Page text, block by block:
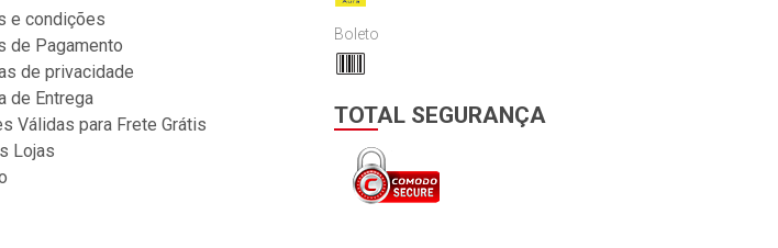
e condições
de Pagamento
de privacidade
de Entrega
Válidas para Frete Grátis
Lojas
Boleto
TOTAL SEGURANÇA